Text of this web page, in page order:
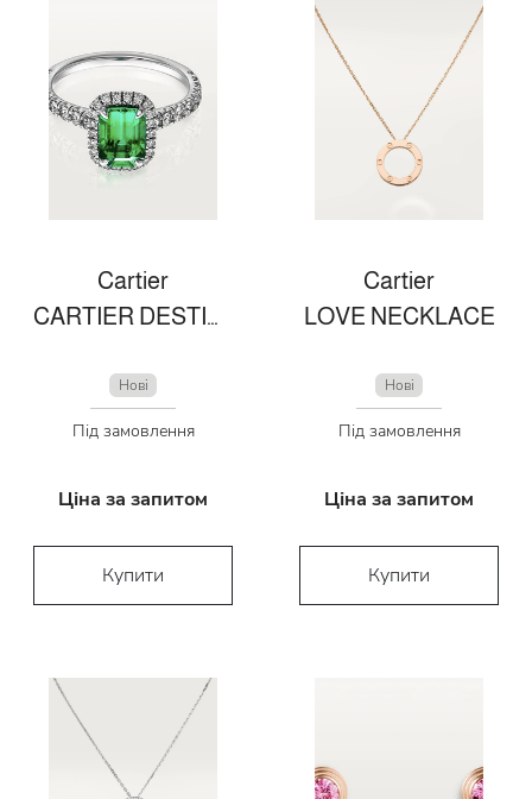
Cartier
CARTIER DESTINÉE SOLITAIRE
Нові
Під замовлення
Ціна за запитом
Купити
Cartier
LOVE NECKLACE
Нові
Під замовлення
Ціна за запитом
Купити